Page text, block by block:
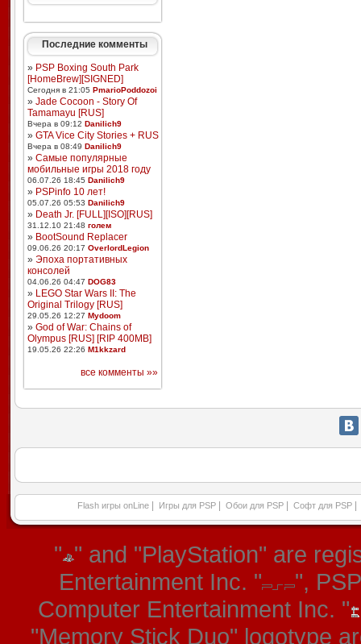
Последние комменты
» PSP Boxing South Park
[HomeBrew][SIGNED]
Сегодня в 21:05 PmarioPoddozoi
» Jade Cocoon - Story Of
Tamamayu [RUS]
Вчера в 09:12 Danilich9
» GTA Vice City Stories + RUS
Вчера в 08:49 Danilich9
» Самые популярные
мобильные игры 2018 году
06.07.26 18:45 Danilich9
» PSPinfo 10 лет!
05.07.26 05:53 Danilich9
» Death Jr. [FULL][ISO][RUS]
31.12.10 21:48 голем
» BootSound Replacer
09.06.26 20:17 OverlordLegion
» Эпоха портативных
консолей
04.06.26 04:47 DOG83
» LEGO Star Wars II: The
Original Trilogy [RUS]
29.05.26 12:27 Mydoom
» God of War: Chains of
Olympus [RUS] [RIP 400MB]
19.05.26 22:26 M1kkzard
все комменты »»
Flash игры onLine Игры для PSP Обои для PSP Софт для PSP
" " and "PlayStation" are
Entertainment Inc. "
",
Computer Entertainment Inc. "
"Memory Stick Duo" logotype